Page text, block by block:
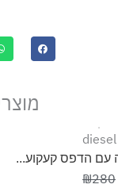
diesel
עם הדפס קעקוע...
₪280